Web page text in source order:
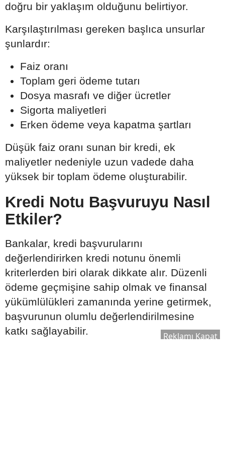
doğru bir yaklaşım olduğunu belirtiyor.
Karşılaştırılması gereken başlıca unsurlar
şunlardır:
Faiz oranı
Toplam geri ödeme tutarı
Dosya masrafı ve diğer ücretler
Sigorta maliyetleri
Erken ödeme veya kapatma şartları
Düşük faiz oranı sunan bir kredi, ek
maliyetler nedeniyle uzun vadede daha
yüksek bir toplam ödeme oluşturabilir.
Kredi Notu Başvuruyu Nasıl
Etkiler?
Bankalar, kredi başvurularını
değerlendirirken kredi notunu önemli
kriterlerden biri olarak dikkate alır. Düzenli
ödeme geçmişine sahip olmak ve finansal
yükümlülükleri zamanında yerine getirmek,
başvurunun olumlu değerlendirilmesine
katkı sağlayabilir.
Reklamı Kapat